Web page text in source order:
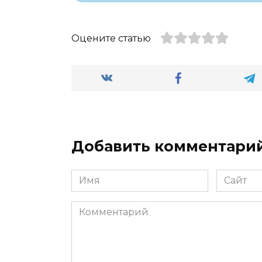
Оцените статью
Добавить
Имя
*
Сайт
Комментарий